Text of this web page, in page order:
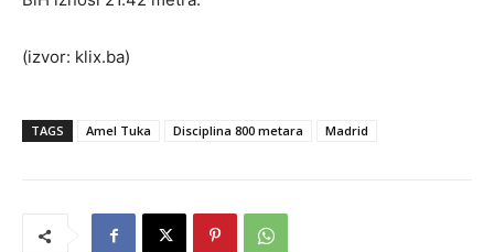
(izvor: klix.ba)
TAGS Amel Tuka Disciplina 800 metara Madrid